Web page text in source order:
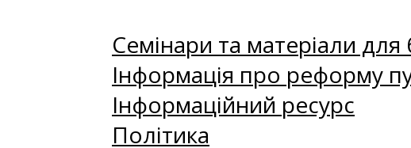
Семінари та матеріали для
Інформація про реформу
Інформаційний ресурс
Політика